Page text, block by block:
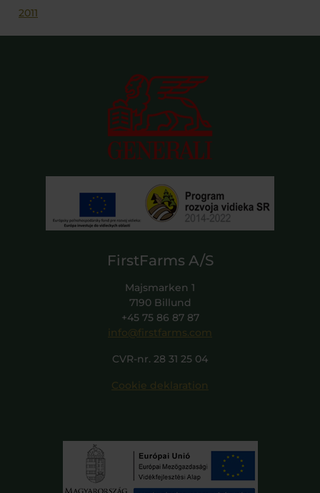
2011
FirstFarms A/S
Majsmarken 1
7190 Billund
+45 75 86 87 87
info@firstfarms.com
CVR-nr. 28 31 25 04
Cookie deklaration